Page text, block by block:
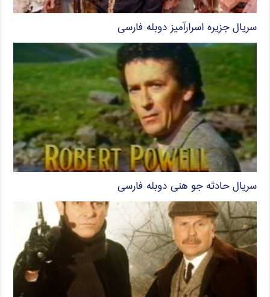
سریال جزیره اسرارآمیز دوبله فارسی
سریال حادثه‌ جو هنی دوبله فارسی